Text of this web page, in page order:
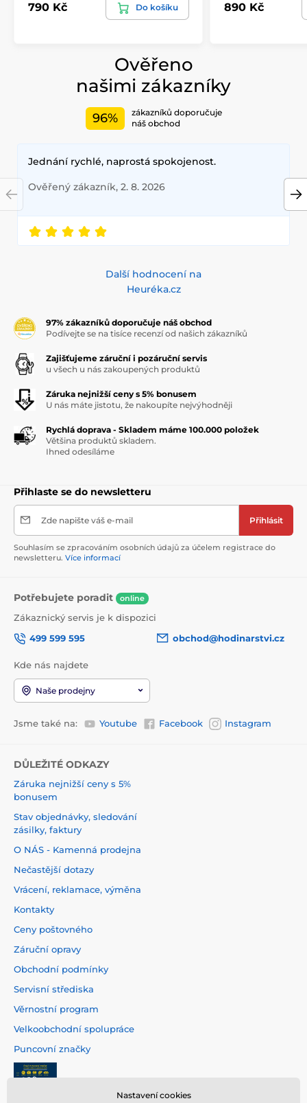
790 Kč Do košíku 890 Kč
Ověřeno
našimi zákazníky
96%
zákazníků doporučuje
náš obchod
Jednání rychlé, naprostá spokojenost.
Ověřený zákazník, 2. 8. 2026
Další hodnocení na
Heuréka.cz
97% zákazníků doporučuje náš obchod
Podívejte se na tisíce recenzí od našich zákazníků
Zajišťujeme záruční i pozáruční servis
u všech u nás zakoupených produktů
Záruka nejnižší ceny s 5% bonusem
U nás máte jistotu, že nakoupíte nejvýhodněji
Rychlá doprava - Skladem máme 100.000 položek
Většina produktů skladem.
Ihned odesíláme
Přihlaste se do newsletteru
Zde napište váš e-mail Přihlásit
Souhlasím se zpracováním osobních údajů za účelem registrace do
newsletteru. Více informací
Potřebujete poradit online
Zákaznický servis je k dispozici
499 599 595
obchod@hodinarstvi.cz
Kde nás najdete
Naše prodejny
Jsme také na: Youtube Facebook Instagram
DŮLEŽITÉ ODKAZY
Záruka nejnižší ceny s 5%
bonusem
Stav objednávky, sledování
zásilky, faktury
O NÁS - Kamenná prodejna
Nečastější dotazy
Vrácení, reklamace, výměna
Kontakty
Ceny poštovného
Záruční opravy
Obchodní podmínky
Servisní střediska
Věrnostní program
Velkoobchodní spolupráce
Puncovní značky
Nastavení cookies